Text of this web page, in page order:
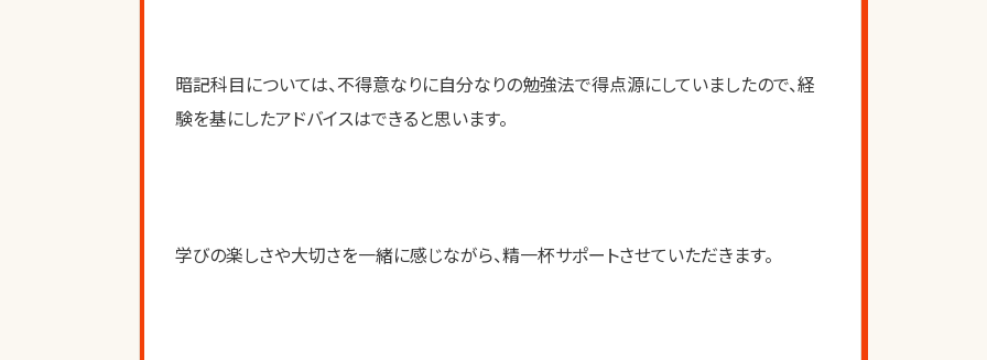
暗記科目については、不得意なりに自分なりの勉強法で得点源にしていましたので、経
験を基にしたアドバイスはできると思います。
学びの楽しさや大切さを一緒に感じながら、精一杯サポートさせていただきます。